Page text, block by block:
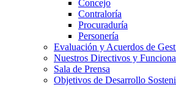
Concejo
Contraloría
Procuraduría
Personería
Evaluación y Acuerdos de
Nuestros Directivos y
Sala de Prensa
Objetivos de Desarrollo